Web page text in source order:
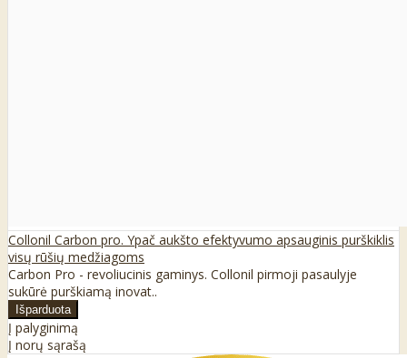
Collonil Carbon pro. Ypač aukšto efektyvumo apsauginis purškiklis
visų rūšių medžiagoms
Carbon Pro - revoliucinis gaminys. Collonil pirmoji pasaulyje
sukūrė purškiamą inovat..
Į palyginimą
Į norų sąrašą